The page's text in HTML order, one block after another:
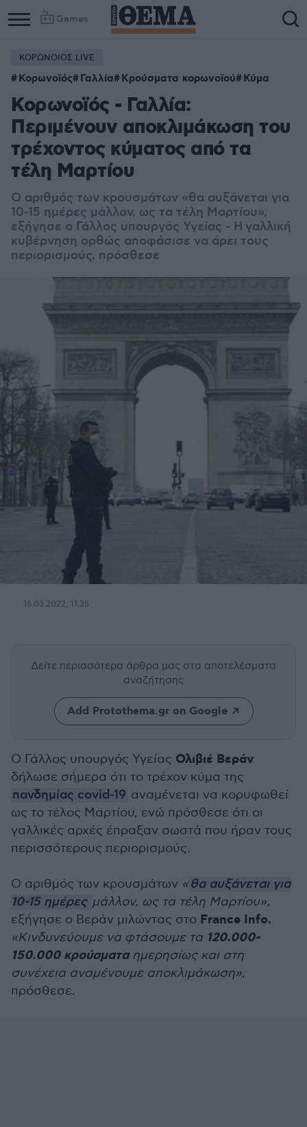
Games
ΚΟΡΩΝΟΙΟΣ LIVE
Κορωνοϊός Γαλλία Κρούσματα κορωνοϊού Κύμα
Κορωνοϊός - Γαλλία:
Περιμένουν αποκλιμάκωση του
τρέχοντος κύματος από τα
τέλη Μαρτίου
Ο αριθμός των κρουσμάτων «θα αυξάνεται για
10-15 ημέρες μάλλον, ως τα τέλη Μαρτίου»,
εξήγησε ο Γάλλος υπουργός Υγείας - Η γαλλική
κυβέρνηση ορθώς αποφάσισε να άρει τους
περιορισμούς, πρόσθεσε
16.03.2022, 11:35
Δείτε περισσότερα άρθρα μας στα αποτελέσματα
αναζήτησης
Add Protothema.gr on Google
Ο Γάλλος υπουργός Υγείας Ολιβιέ Βεράν
δήλωσε σήμερα ότι το τρέχον κύμα της
πανδημίας covid-19 αναμένεται να κορυφωθεί
ως το τέλος Μαρτίου, ενώ πρόσθεσε ότι οι
γαλλικές αρχές έπραξαν σωστά που ήραν τους
περισσότερους περιορισμούς.
Ο αριθμός των κρουσμάτων «θα αυξάνεται για
10-15 ημέρες μάλλον, ως τα τέλη Μαρτίου»,
εξήγησε ο Βεράν μιλώντας στο France Info.
«Κινδυνεύουμε να φτάσουμε τα 120.000-
150.000 κρούσματαημερησίως και στη
συνέχεια αναμένουμε αποκλιμάκωση»,
πρόσθεσε.